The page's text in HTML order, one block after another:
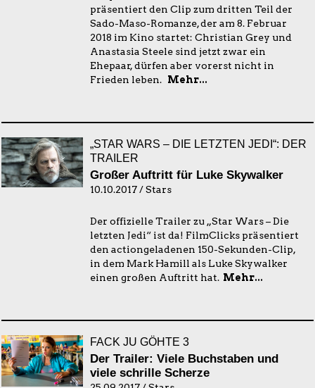
präsentiert den Clip zum dritten Teil der
Sado-Maso-Romanze, der am 8. Februar
2018 im Kino startet: Christian Grey und
Anastasia Steele sind jetzt zwar ein
Ehepaar, dürfen aber vorerst nicht in
Frieden leben. Mehr...
„STAR WARS – DIE LETZTEN JEDI“: DER
TRAILER
Großer Auftritt für Luke Skywalker
10.10.2017 / Stars
Der offizielle Trailer zu „Star Wars – Die
letzten Jedi“ ist da! FilmClicks präsentiert
den actiongeladenen 150-Sekunden-Clip,
in dem Mark Hamill als Luke Skywalker
einen großen Auftritt hat. Mehr...
FACK JU GÖHTE 3
Der Trailer: Viele Buchstaben und
viele schrille Scherze